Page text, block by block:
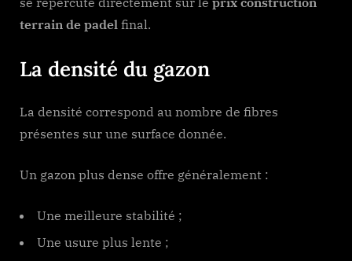
terrain de padel final.
La densité du gazon
La densité correspond au nombre de fibres
présentes sur une surface donnée.
Un gazon plus dense offre généralement :
Une meilleure stabilité ;
Une usure plus lente ;